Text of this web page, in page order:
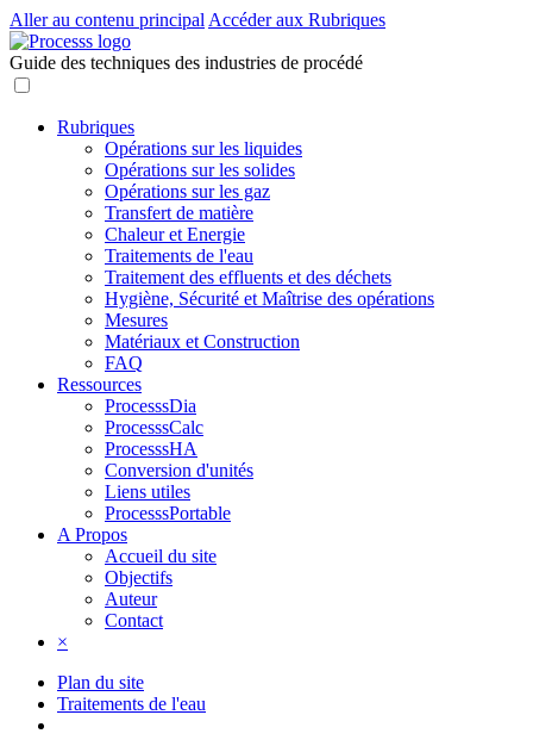
Aller au contenu principal Accéder aux Rubriques
Guide des techniques des industries de procédé
Rubriques
Opérations sur les liquides
Opérations sur les solides
Opérations sur les gaz
Transfert de matière
Chaleur et Energie
Traitements de l'eau
Traitement des effluents et des déchets
Hygiène, Sécurité et Maîtrise des opérations
Mesures
Matériaux et Construction
FAQ
Ressources
ProcesssDia
ProcesssCalc
ProcesssHA
Conversion d'unités
Liens utiles
ProcesssPortable
A Propos
Accueil du site
Objectifs
Auteur
Contact
×
Plan du site
Traitements de l'eau